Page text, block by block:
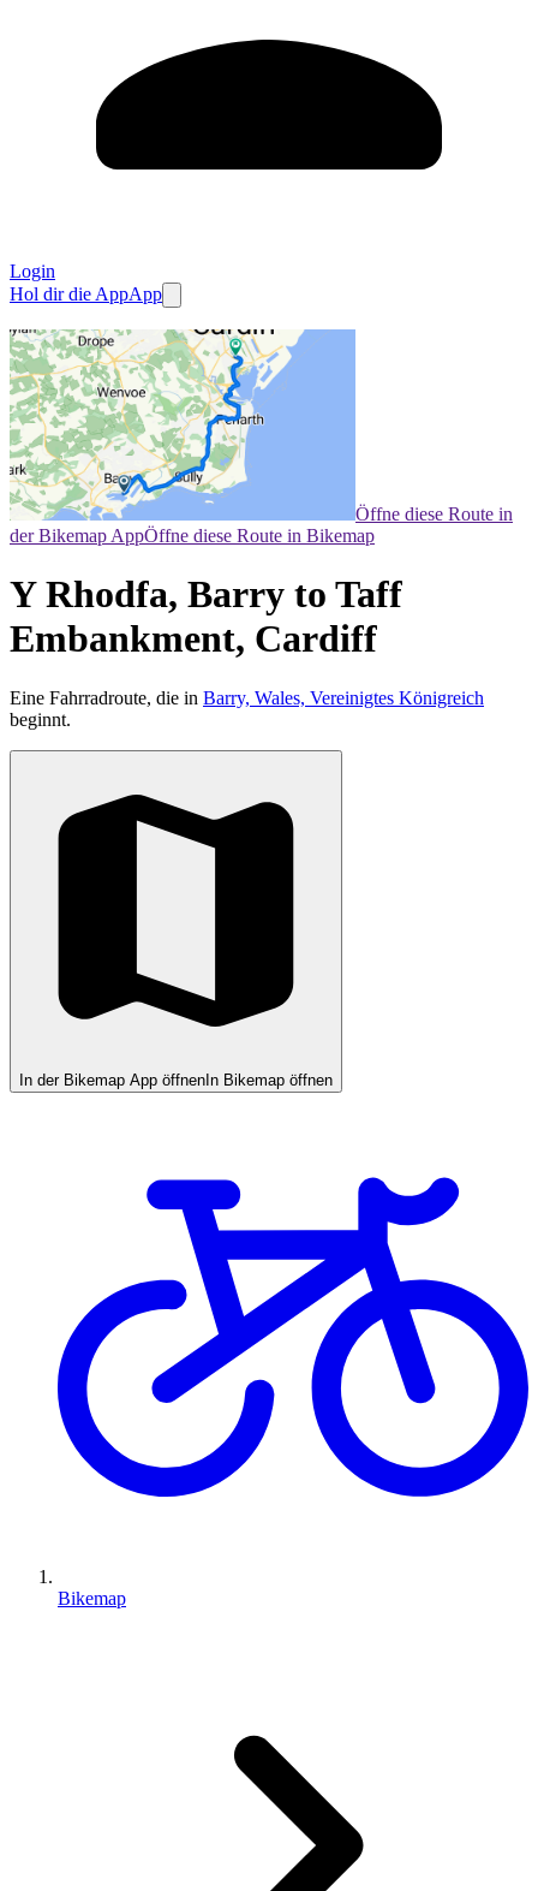
Login
Hol dir die AppApp
Öffne diese Route in
der Bikemap AppÖffne diese Route in Bikemap
Y Rhodfa, Barry to Taff
Embankment, Cardiff
Eine Fahrradroute, die in Barry, Wales, Vereinigtes Königreich
beginnt.
In der Bikemap App öffnen In Bikemap öffnen
Bikemap